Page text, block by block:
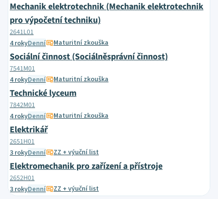
Mechanik elektrotechnik (Mechanik elektrotechnik
pro výpočetní techniku)
2641L01
4 rokyDenní Maturitní zkouška
Sociální činnost (Sociálněsprávní činnost)
7541M01
4 rokyDenní Maturitní zkouška
Technické lyceum
7842M01
4 rokyDenní Maturitní zkouška
Elektrikář
2651H01
3 rokyDenní ZZ + výuční list
Elektromechanik pro zařízení a přístroje
2652H01
3 rokyDenní ZZ + výuční list